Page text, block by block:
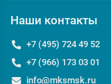
Наши контакты
+7 (495) 724 49 52
+7 (966) 173 03 01
info@mksmsk.ru